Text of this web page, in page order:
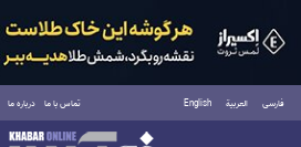
فارسی العربية English تماس با ما درباره ما
پنجشنبه ۱۵ مرداد ۱۴۰۵